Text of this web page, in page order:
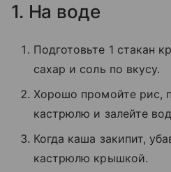
1. На воде
Подготовьте 1 стакан
сахар и соль по вкусу.
Хорошо промойте рис,
кастрюлю и залейте
Когда каша закипит,
кастрюлю крышкой.